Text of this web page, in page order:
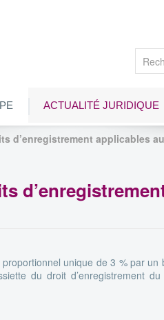
ACTUALITÉ JURIDIQUE
d’enregistrement applicables
unique de 3 % par un
du droit d’enregistrement